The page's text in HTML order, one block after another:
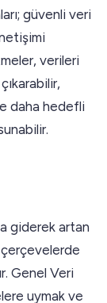
güvenli veri
verileri
daha hedefli
giderek artan
çerçevelerde
Genel Veri
uymak ve